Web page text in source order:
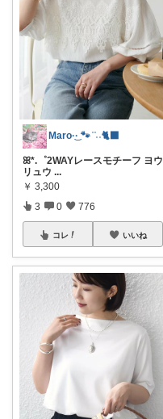
Maro·͜· 🐾 ͗ ͗˒˒🐈‍⬛
ꕤ*.゜2WAYレースモチーフ ヨウ
リュウ ...
￥ 3,300
3 0 776
コレ いいね